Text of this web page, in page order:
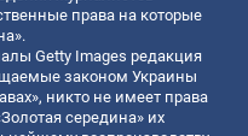
права на которые
Getty Images редакция
законом Украины
никто не имеет права
середина» их